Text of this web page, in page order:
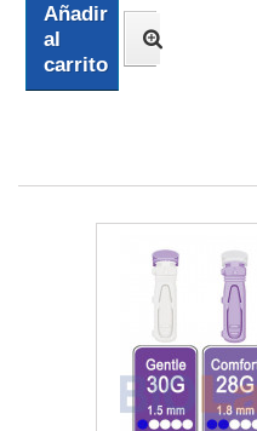
Añadir
al
carrito